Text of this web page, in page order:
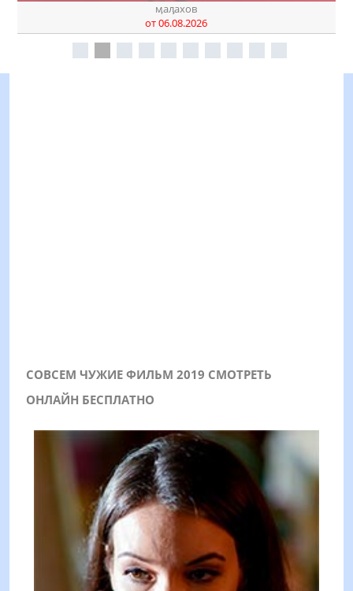
ӎаԓахов
от 06.08.2026
СОВСЕМ ЧУЖИЕ ФИЛЬМ 2019 СМОТРЕТЬ
ОНЛАЙН БЕСПЛАТНО